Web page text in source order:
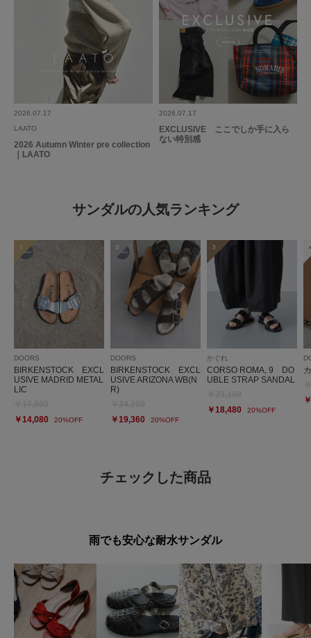
2026.07.17
LAATO
2026 Autumn Winter pre collection
｜LAATO
2026.07.17
EXCLUSIVE ここでしか手に入ら
ない特別感
サンダルの人気ランキング
1
DOORS
BIRKENSTOCK EXCL
USIVE MADRID METAL
LIC
￥14,080
20%OFF
2
DOORS
BIRKENSTOCK EXCL
USIVE ARIZONA WB(N
R)
￥19,360
20%OFF
3
かぐれ
CORSO ROMA, 9 DO
UBLE STRAP SANDAL
￥18,480
20%OFF
チェックした商品
雨でも安心な耐水サンダル